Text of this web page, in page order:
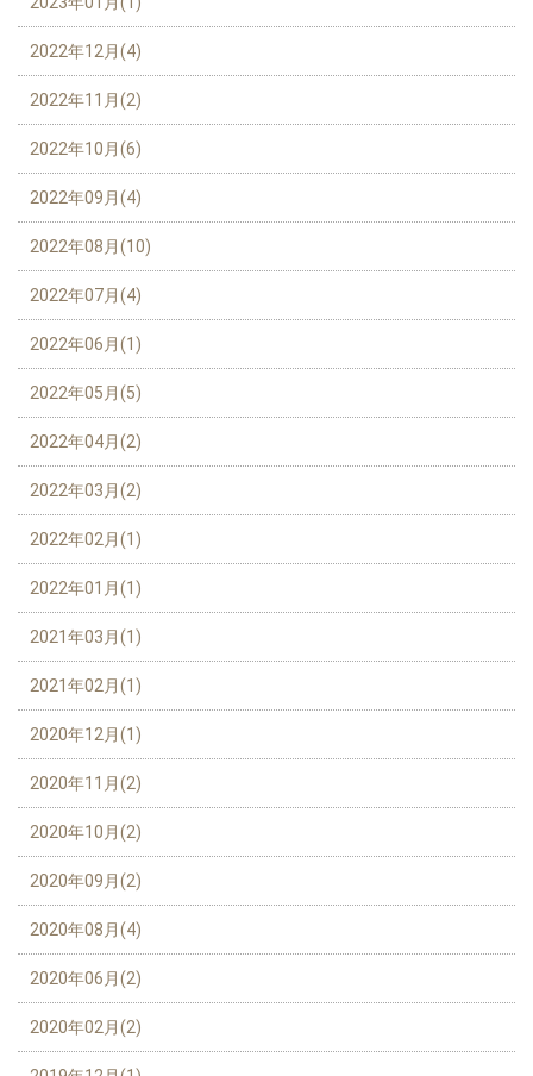
2022年12月(4)
2022年11月(2)
2022年10月(6)
2022年09月(4)
2022年08月(10)
2022年07月(4)
2022年06月(1)
2022年05月(5)
2022年04月(2)
2022年03月(2)
2022年02月(1)
2022年01月(1)
2021年03月(1)
2021年02月(1)
2020年12月(1)
2020年11月(2)
2020年10月(2)
2020年09月(2)
2020年08月(4)
2020年06月(2)
2020年02月(2)